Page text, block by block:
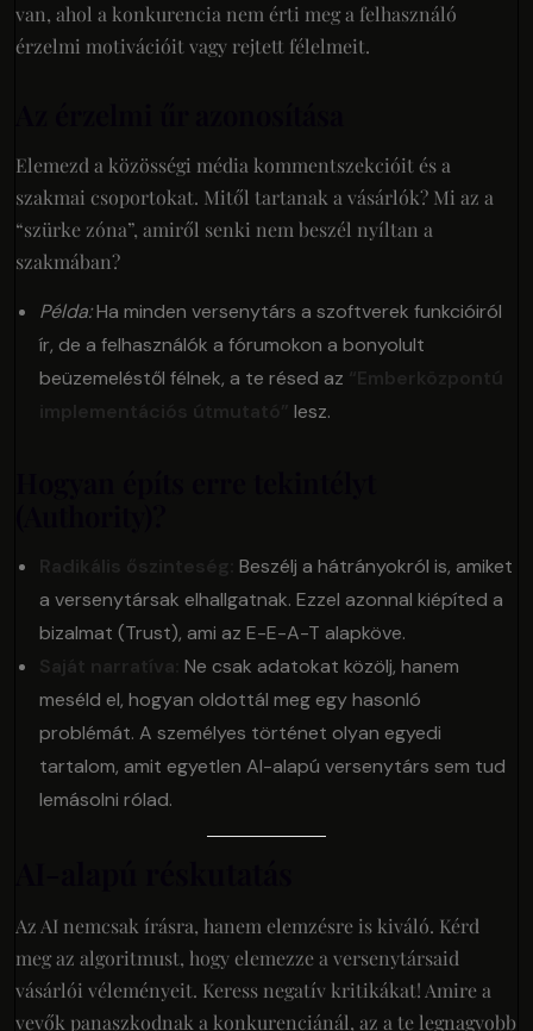
van, ahol a konkurencia nem érti meg a felhasználó
érzelmi motivációit vagy rejtett félelmeit.
Elemezd a közösségi média kommentszekcióit és a
szakmai csoportokat. Mitől tartanak a vásárlók? Mi az a
“szürke zóna”, amiről senki nem beszél nyíltan a
szakmában?
Példa:Ha minden versenytárs a szoftverek funkcióiról
ír, de a felhasználók a fórumokon a bonyolult
beüzemeléstől félnek, a te résed az
“Emberközpontú
implementációs útmutató”
lesz.
Radikális őszinteség: Beszélj a hátrányokról is, amiket
a versenytársak elhallgatnak. Ezzel azonnal kiépíted a
bizalmat (Trust), ami az E-E-A-T alapköve.
Saját narratíva:
Ne csak adatokat közölj, hanem
meséld el, hogyan oldottál meg egy hasonló
problémát. A személyes történet olyan egyedi
tartalom, amit egyetlen AI-alapú versenytárs sem tud
lemásolni rólad.
Az AI nemcsak írásra, hanem elemzésre is kiváló. Kérd
meg az algoritmust, hogy elemezze a versenytársaid
vásárlói véleményeit. Keress negatív kritikákat! Amire a
vevők panaszkodnak a konkurenciánál, az a te legnagyobb